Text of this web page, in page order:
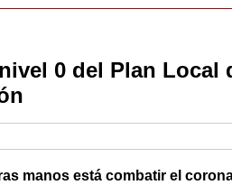
0 del Plan Local
manos está combatir el